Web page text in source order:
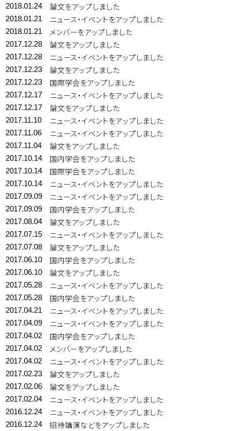
2018.01.24 論文をアップしました
2018.01.21 ニュース・イベントをアップしました
2018.01.21 メンバーをアップしました
2017.12.28 論文をアップしました
2017.12.28 ニュース・イベントをアップしました
2017.12.23 論文をアップしました
2017.12.23 国際学会をアップしました
2017.12.17 ニュース・イベントをアップしました
2017.12.17 論文をアップしました
2017.11.10 ニュース・イベントをアップしました
2017.11.06 ニュース・イベントをアップしました
2017.11.04 論文をアップしました
2017.10.14 国内学会をアップしました
2017.10.14 国際学会をアップしました
2017.10.14 ニュース・イベントをアップしました
2017.09.09 ニュース・イベントをアップしました
2017.09.09 国内学会をアップしました
2017.08.04 論文をアップしました
2017.07.15 ニュース・イベントをアップしました
2017.07.08 論文をアップしました
2017.06.10 国内学会をアップしました
2017.06.10 論文をアップしました
2017.05.28 ニュース・イベントをアップしました
2017.05.28 国内学会をアップしました
2017.04.21 ニュース・イベントをアップしました
2017.04.09 ニュース・イベントをアップしました
2017.04.02 国内学会をアップしました
2017.04.02 メンバーをアップしました
2017.04.02 ニュース・イベントをアップしました
2017.02.23 論文をアップしました
2017.02.06 論文をアップしました
2017.02.04 ニュース・イベントをアップしました
2016.12.24 ニュース・イベントをアップしました
2016.12.24 招待講演などをアップしました